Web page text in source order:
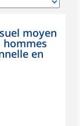
moyen
hommes
en